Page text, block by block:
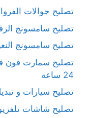
تصليح جوالات
تصليح سامسونج
تصليح سامسونج
تصليح سمارت فون
24 ساعة
تصليح سيارات و تبديل
تصليح شاشات